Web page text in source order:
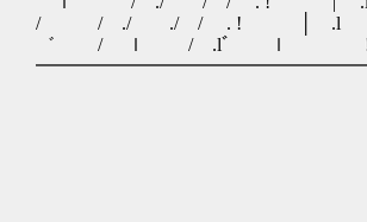
/ / ./ ./ / . ! │
゛ / ｌ / .lﾞ
痛いし、頭も